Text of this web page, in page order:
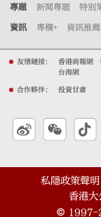
專題 新聞專題 特別
資訊 專欄+ 資訊推薦
友情鏈接： 香港商報網
台海網
合作夥伴： 投資甘肅
私隱政策聲明
香港大
© 1997-